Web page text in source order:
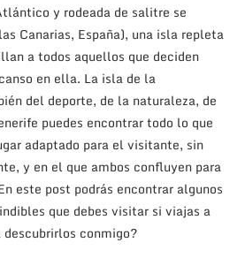
y rodeada de salitre se
Canarias, España), una isla repleta
a todos aquellos que deciden
en ella. La isla de la
del deporte, de la naturaleza, de
puedes encontrar todo lo que
adaptado para el visitante, sin
y en el que ambos confluyen para
este post podrás encontrar algunos
que debes visitar si viajas a
conmigo?